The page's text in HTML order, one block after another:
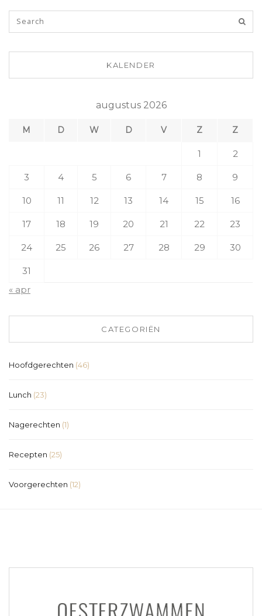
KALENDER
augustus 2026
M D W D V Z Z
1 2
3 4 5 6 7 8 9
10 11 12 13 14 15 16
17 18 19 20 21 22 23
24 25 26 27 28 29 30
31
« apr
CATEGORIËN
Hoofdgerechten (46)
Lunch (23)
Nagerechten (1)
Recepten (25)
Voorgerechten (12)